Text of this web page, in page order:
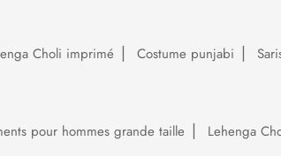
Choli imprimé Costume punjabi
pour hommes grande taille Lehenga